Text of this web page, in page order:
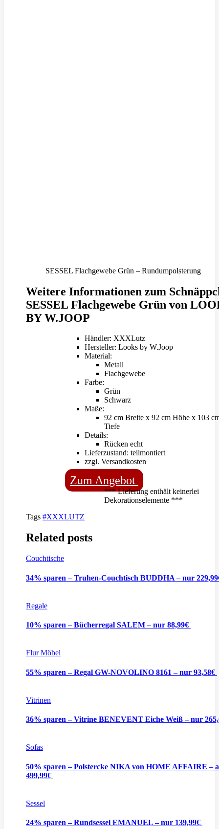
SESSEL Flachgewebe Grün – Rundumpolsterung
Weitere Informationen zum
SESSEL Flachgewebe Grün von
BY W.JOOP
Händler: XXXLutz
Hersteller: Looks by W.Joop
Material:
Metall
Flachgewebe
Farbe:
Grün
Schwarz
Maße:
92 cm Breite x 92 cm Höhe x 103
Tiefe
Details:
Rücken echt
Lieferzustand: teilmontiert
zzgl. Versandkosten
Zum Angebot
*** Lieferung enthält keinerlei
Dekorationselemente ***
Tags #XXXLUTZ
Related posts
Couchtische
34% sparen – Truhen-Couchtisch BUDDHA – nur
Regale
10% sparen – Bücherregal SALEM – nur 88,99€
Flur Möbel
55% sparen – Regal GW-NOVOLINO 8161 – nur 93,58€
Vitrinen
36% sparen – Vitrine BENEVENT Eiche Weiß – nur
Sofas
50% sparen – Polstercke NIKA von HOME AFFAIRE –
499,99€
Sessel
24% sparen – Rundsessel EMANUEL – nur 139,99€